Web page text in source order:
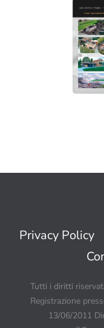
Privacy Policy
Tutti i diritti
Registrazione
13/06/2011